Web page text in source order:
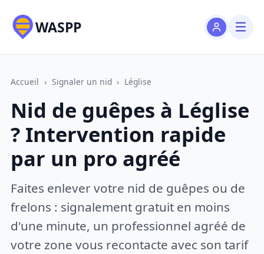
WASPP
Accueil › Signaler un nid › Léglise
Nid de guêpes à Léglise
? Intervention rapide
par un pro agréé
Faites enlever votre nid de guêpes ou de
frelons : signalement gratuit en moins
d'une minute, un professionnel agréé de
votre zone vous recontacte avec son tarif